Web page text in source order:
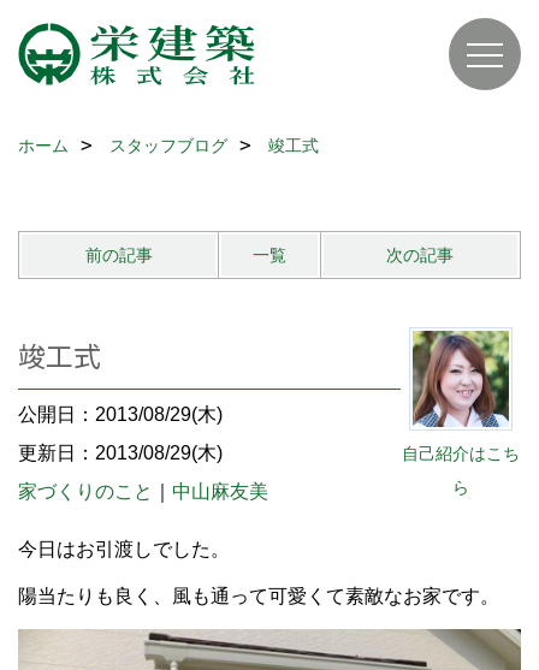
ホーム スタッフブログ 竣工式
前の記事 一覧 次の記事
自己紹介はこち
ら
竣工式
公開日：2013/08/29(木)
更新日：2013/08/29(木)
家づくりのこと
中山麻友美
今日はお引渡しでした。
陽当たりも良く、風も通って可愛くて素敵なお家です。